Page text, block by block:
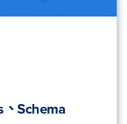
Schema